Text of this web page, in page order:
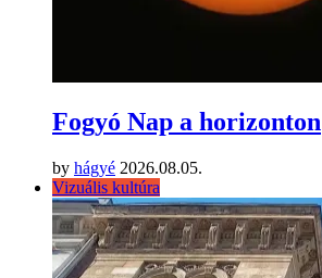
Fogyó Nap a horizonton
by hágyé 2026.08.05.
Vizuális kultúra